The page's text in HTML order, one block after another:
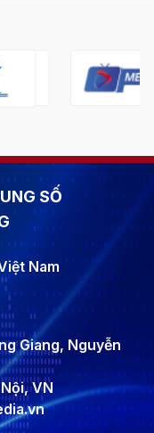
SỐ
Nam
Giang, Nguyễn
VN